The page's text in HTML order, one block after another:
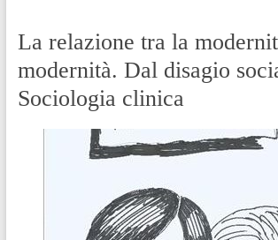
La relazione tra la
modernità. Dal disagio
Sociologia clinica